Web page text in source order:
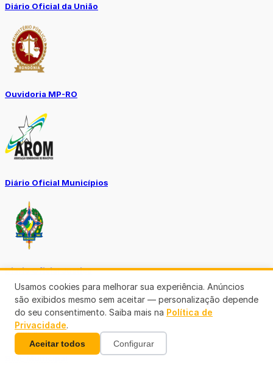
Diário Oficial da União
Ouvidoria MP-RO
Diário Oficial Municípios
Diario Oficial Justiça
Usamos cookies para melhorar sua experiência. Anúncios
são exibidos mesmo sem aceitar — personalização depende
do seu consentimento. Saiba mais na Política de
Privacidade.
Aceitar todos Configurar